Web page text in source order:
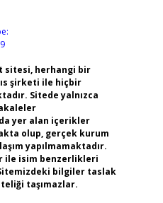
sitesi, herhangi bir
şirketi ile hiçbir
Sitede yalnızca
yer alan içerikler
olup, gerçek kurum
yapılmamaktadır.
ile isim benzerlikleri
bilgiler taslak
taşımazlar.